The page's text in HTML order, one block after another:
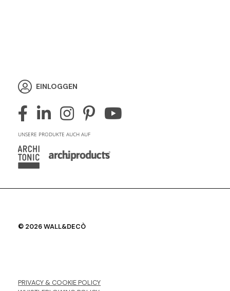
EINLOGGEN
UNSERE PRODUKTE AUCH AUF
© 2026 WALL&DECÒ
PRIVACY & COOKIE POLICY